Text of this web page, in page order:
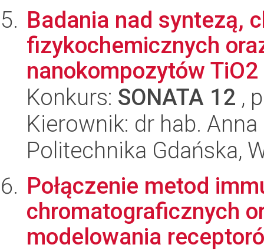
Badania nad syntezą,
fizykochemicznych
nanokompozytów
Konkurs: SONATA 12 ,
Kierownik: dr hab.
Politechnika Gdańska,
Połączenie metod
chromatograficznych
modelowania